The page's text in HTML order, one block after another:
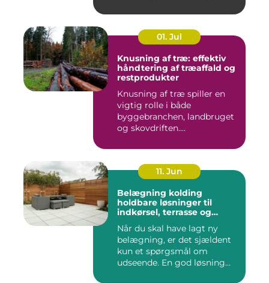
01. Jul
Knusning af træ: effektiv
håndtering af træaffald og
restprodukter
Knusning af træ spiller en
vigtig rolle i både
byggebranchen, landbruget
og skovdriften....
11. Jun
Belægning kolding
holdbare løsninger til
indkørsel, terrasse og
Når du skal have lagt ny
belægning, er det sjældent
kun et spørgsmål om
udseende. En god løsning